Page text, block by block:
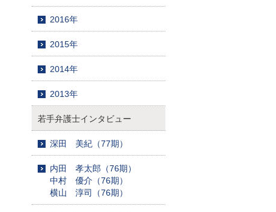
2016年
2015年
2014年
2013年
若手弁護士インタビュー
深田 美紀（77期）
内田 孝太郎（76期）
中村 優介（76期）
横山 淳司（76期）